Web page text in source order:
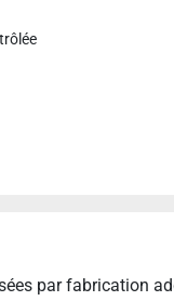
par fabrication